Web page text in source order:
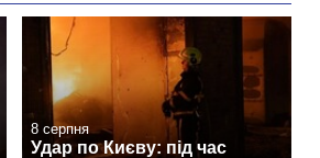
8 серпня
Удар по Києву: під час